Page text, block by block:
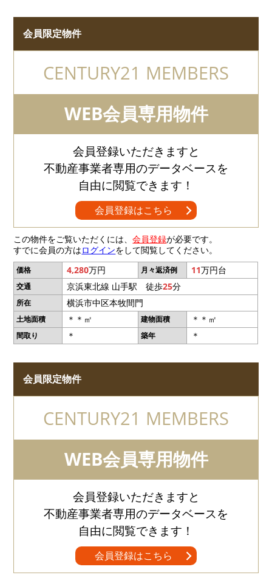
会員限定物件
CENTURY21 MEMBERS
WEB会員専用物件
会員登録いただきますと
不動産事業者専用のデータベースを
自由に閲覧できます！
会員登録はこちら
この物件をご覧いただくには、会員登録が必要です。
すでに会員の方はログインをして閲覧してください。
価格 4,280万円 月々返済例 11万円台
交通 京浜東北線 山手駅 徒歩25分
所在 横浜市中区本牧間門
土地面積 ＊＊㎡ 建物面積 ＊＊㎡
間取り ＊ 築年 ＊
会員限定物件
CENTURY21 MEMBERS
WEB会員専用物件
会員登録いただきますと
不動産事業者専用のデータベースを
自由に閲覧できます！
会員登録はこちら